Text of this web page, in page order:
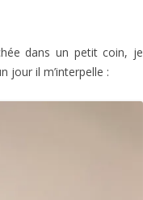
dans un petit coin, je
jour il m’interpelle :